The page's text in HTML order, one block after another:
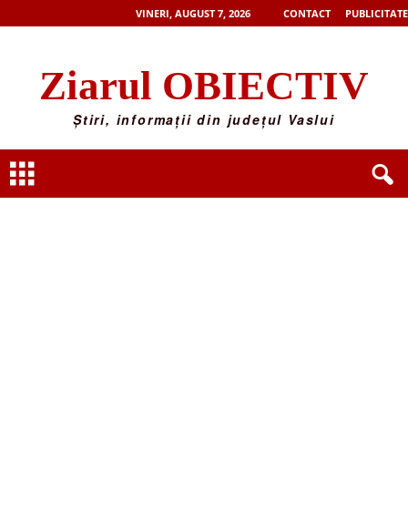
VINERI, AUGUST 7, 2026 CONTACT PUBLICITATE
Ziarul OBIECTIV
Știri, informații din județul Vaslui